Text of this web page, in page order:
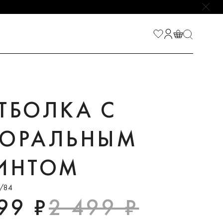
С
84
₽2 499 ₽